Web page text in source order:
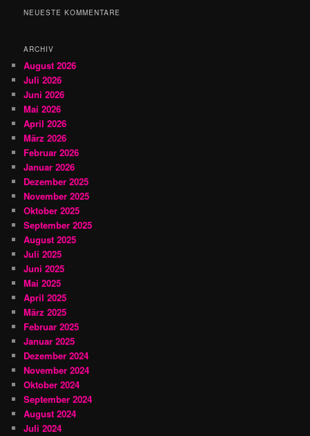
h
NEUESTE KOMMENTARE
ARCHIV
August 2026
Juli 2026
Juni 2026
Mai 2026
April 2026
März 2026
Februar 2026
Januar 2026
Dezember 2025
November 2025
Oktober 2025
September 2025
August 2025
Juli 2025
Juni 2025
Mai 2025
April 2025
März 2025
Februar 2025
Januar 2025
Dezember 2024
November 2024
Oktober 2024
September 2024
August 2024
Juli 2024